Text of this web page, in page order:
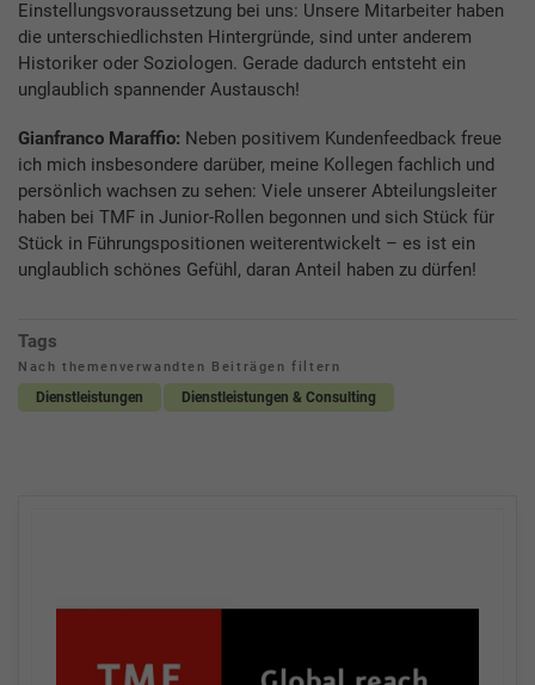
Einstellungsvoraussetzung bei uns: Unsere Mitarbeiter haben
die unterschiedlichsten Hintergründe, sind unter anderem
Historiker oder Soziologen. Gerade dadurch entsteht ein
unglaublich spannender Austausch!
Gianfranco Maraffio: Neben positivem Kundenfeedback freue
ich mich insbesondere darüber, meine Kollegen fachlich und
persönlich wachsen zu sehen: Viele unserer Abteilungsleiter
haben bei TMF in Junior-Rollen begonnen und sich Stück für
Stück in Führungspositionen weiterentwickelt – es ist ein
unglaublich schönes Gefühl, daran Anteil haben zu dürfen!
Tags
Nach themenverwandten Beiträgen filtern
Dienstleistungen Dienstleistungen & Consulting